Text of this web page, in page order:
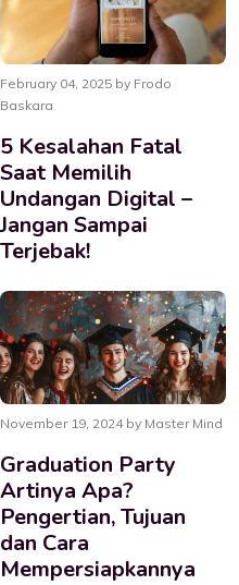
February 04, 2025 by Frodo
Baskara
5 Kesalahan Fatal
Saat Memilih
Undangan Digital –
Jangan Sampai
Terjebak!
November 19, 2024 by Master Mind
Graduation Party
Artinya Apa?
Pengertian, Tujuan
dan Cara
Mempersiapkannya